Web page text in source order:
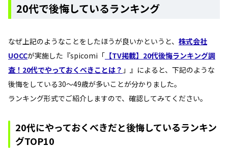
20代で後悔しているランキング
なぜ上記のようなことをしたほうが良いかというと、 株式会社
UOCCが実施した『spicomi「 【TV掲載】20代後悔ランキング調
査！20代でやっておくべきことは？ 」』によると、下記のような
後悔をしている30～49歳が多いことが分かりました。
ランキング形式でご紹介しますので、確認してみてください。
20代にやっておくべきだと後悔しているランキン
グTOP10